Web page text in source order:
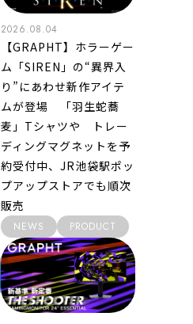
2026.08.04
【GRAPHT】ホラーゲー
ム「SIREN」の“異界入
り”にあわせ新作アイテ
ムが登場 「羽生蛇蕎
麦」Tシャツや トレー
ディングマグネットを予
約受付中、JR池袋駅ポッ
プアップストアでも順次
販売
NEWS PRODUCT